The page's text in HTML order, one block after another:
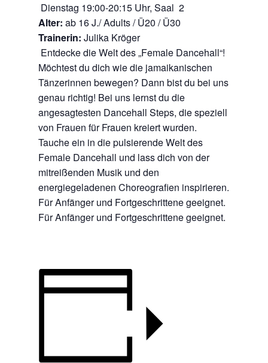
Dienstag 19:00-20:15 Uhr, Saal 2
Alter: ab 16 J./ Adults / Ü20 / Ü30
Trainerin: Julika Kröger
Entdecke die Welt des „Female Dancehall“!
Möchtest du dich wie die jamaikanischen
Tänzerinnen bewegen? Dann bist du bei uns
genau richtig! Bei uns lernst du die
angesagtesten Dancehall Steps, die speziell
von Frauen für Frauen kreiert wurden.
Tauche ein in die pulsierende Welt des
Female Dancehall und lass dich von der
mitreißenden Musik und den
energiegeladenen Choreografien inspirieren.
Für Anfänger und Fortgeschrittene geeignet.
Für Anfänger und Fortgeschrittene geeignet.